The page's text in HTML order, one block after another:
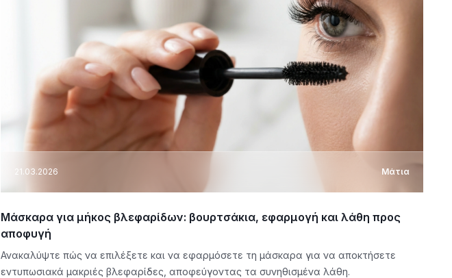
21.03.2026 Μάτια
Μάσκαρα για μήκος βλεφαρίδων: βουρτσάκια, εφαρμογή και λάθη προς
αποφυγή
Ανακαλύψτε πώς να επιλέξετε και να εφαρμόσετε τη μάσκαρα για να αποκτήσετε
εντυπωσιακά μακριές βλεφαρίδες, αποφεύγοντας τα συνηθισμένα λάθη.